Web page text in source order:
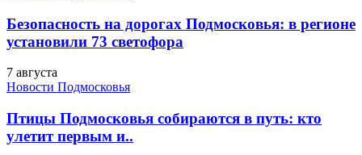
Безопасность на дорогах Подмосковья: в регионе
установили 73 светофора
7 августа
Новости Подмосковья
Птицы Подмосковья собираются в путь: кто
улетит первым и..